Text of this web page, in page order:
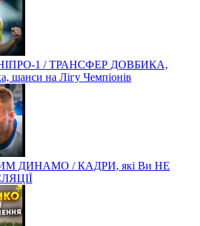
1 / ТРАНСФЕР ДОВБИКА,
шанси на Лігу Чемпіонів
ДИНАМО / КАДРИ, які Ви НЕ